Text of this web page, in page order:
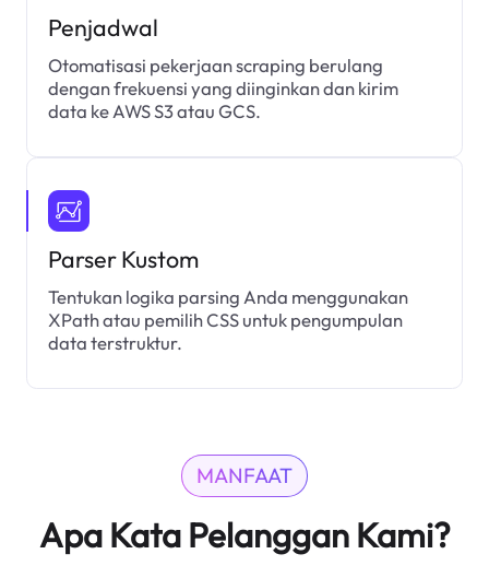
Penjadwal
Otomatisasi pekerjaan scraping berulang
dengan frekuensi yang diinginkan dan kirim
data ke AWS S3 atau GCS.
Parser Kustom
Tentukan logika parsing Anda menggunakan
XPath atau pemilih CSS untuk pengumpulan
data terstruktur.
MANFAAT
Apa Kata Pelanggan Kami?